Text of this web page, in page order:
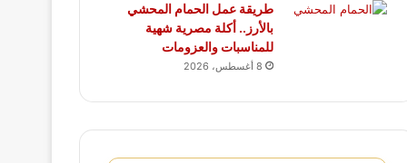
طريقة عمل الحمام المحشي
بالأرز.. أكلة مصرية شهية
للمناسبات والعزومات
8 أغسطس، 2026